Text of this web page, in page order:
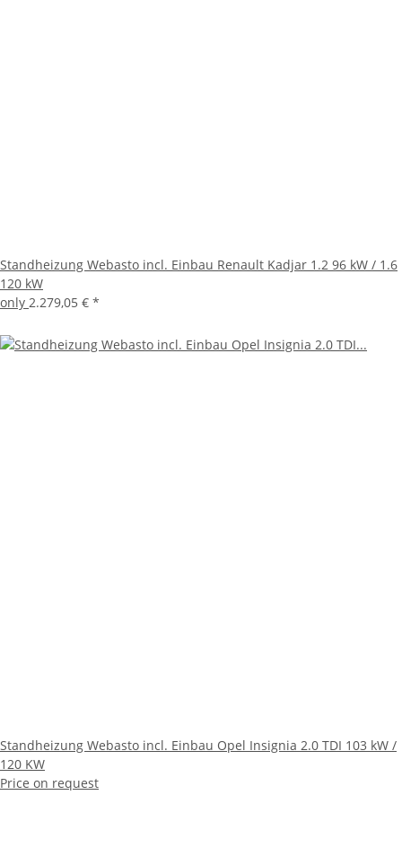
Standheizung Webasto incl. Einbau Renault Kadjar 1.2 96 kW / 1.6
120 kW
only 2.279,05 € *
Standheizung Webasto incl. Einbau Opel Insignia 2.0 TDI 103 kW /
120 KW
Price on request